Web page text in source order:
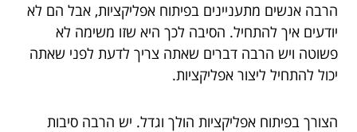
הרבה אנשים מתעניינים בפיתוח אפליקציות, אבל הם לא
יודעים איך להתחיל. הסיבה לכך היא שזו משימה לא
פשוטה ויש הרבה דברים שאתה צריך לדעת לפני שאתה
יכול להתחיל ליצור אפליקציות.
הצורך בפיתוח אפליקציות הולך וגדל. יש הרבה סיבות